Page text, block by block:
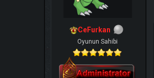
CeFurkan
Oyunun Sahibi